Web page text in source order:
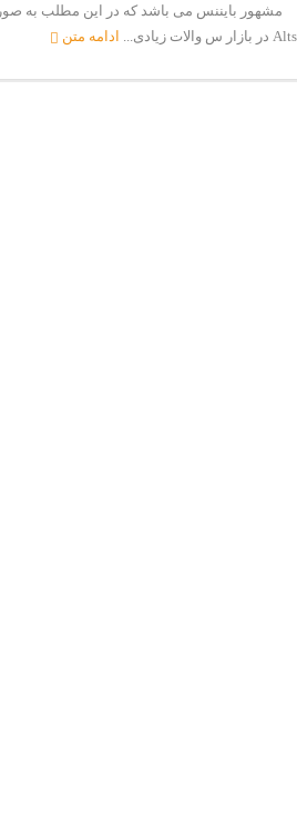
مشهور بایننس می باشد که در این مطلب به
ادامه متن